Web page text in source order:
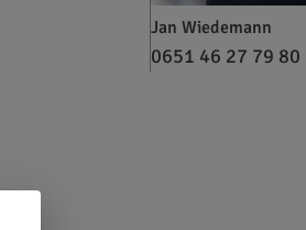
Jan Wiedemann
0651 46 27 79 80